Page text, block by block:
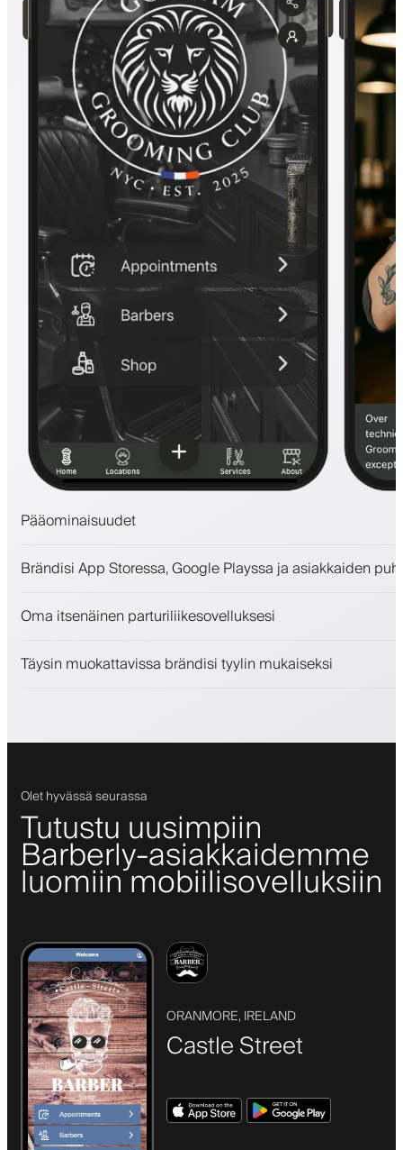
Pääominaisuudet
Maksut, vakuusmaksu
Sitouta asiakkaita kanta-asiakasohjelmalla
Brändisi App Storessa, Google Playssa ja asiakkaiden
Oma itsenäinen parturiliikesovelluksesi
Täysin muokattavissa brändisi tyylin mukaiseksi
Olet hyvässä seurassa
Tutustu uusimpiin
Barberly-asiakkaidemme
luomiin mobiilisovelluksiin
ORANMORE, IRELAND
Castle Street